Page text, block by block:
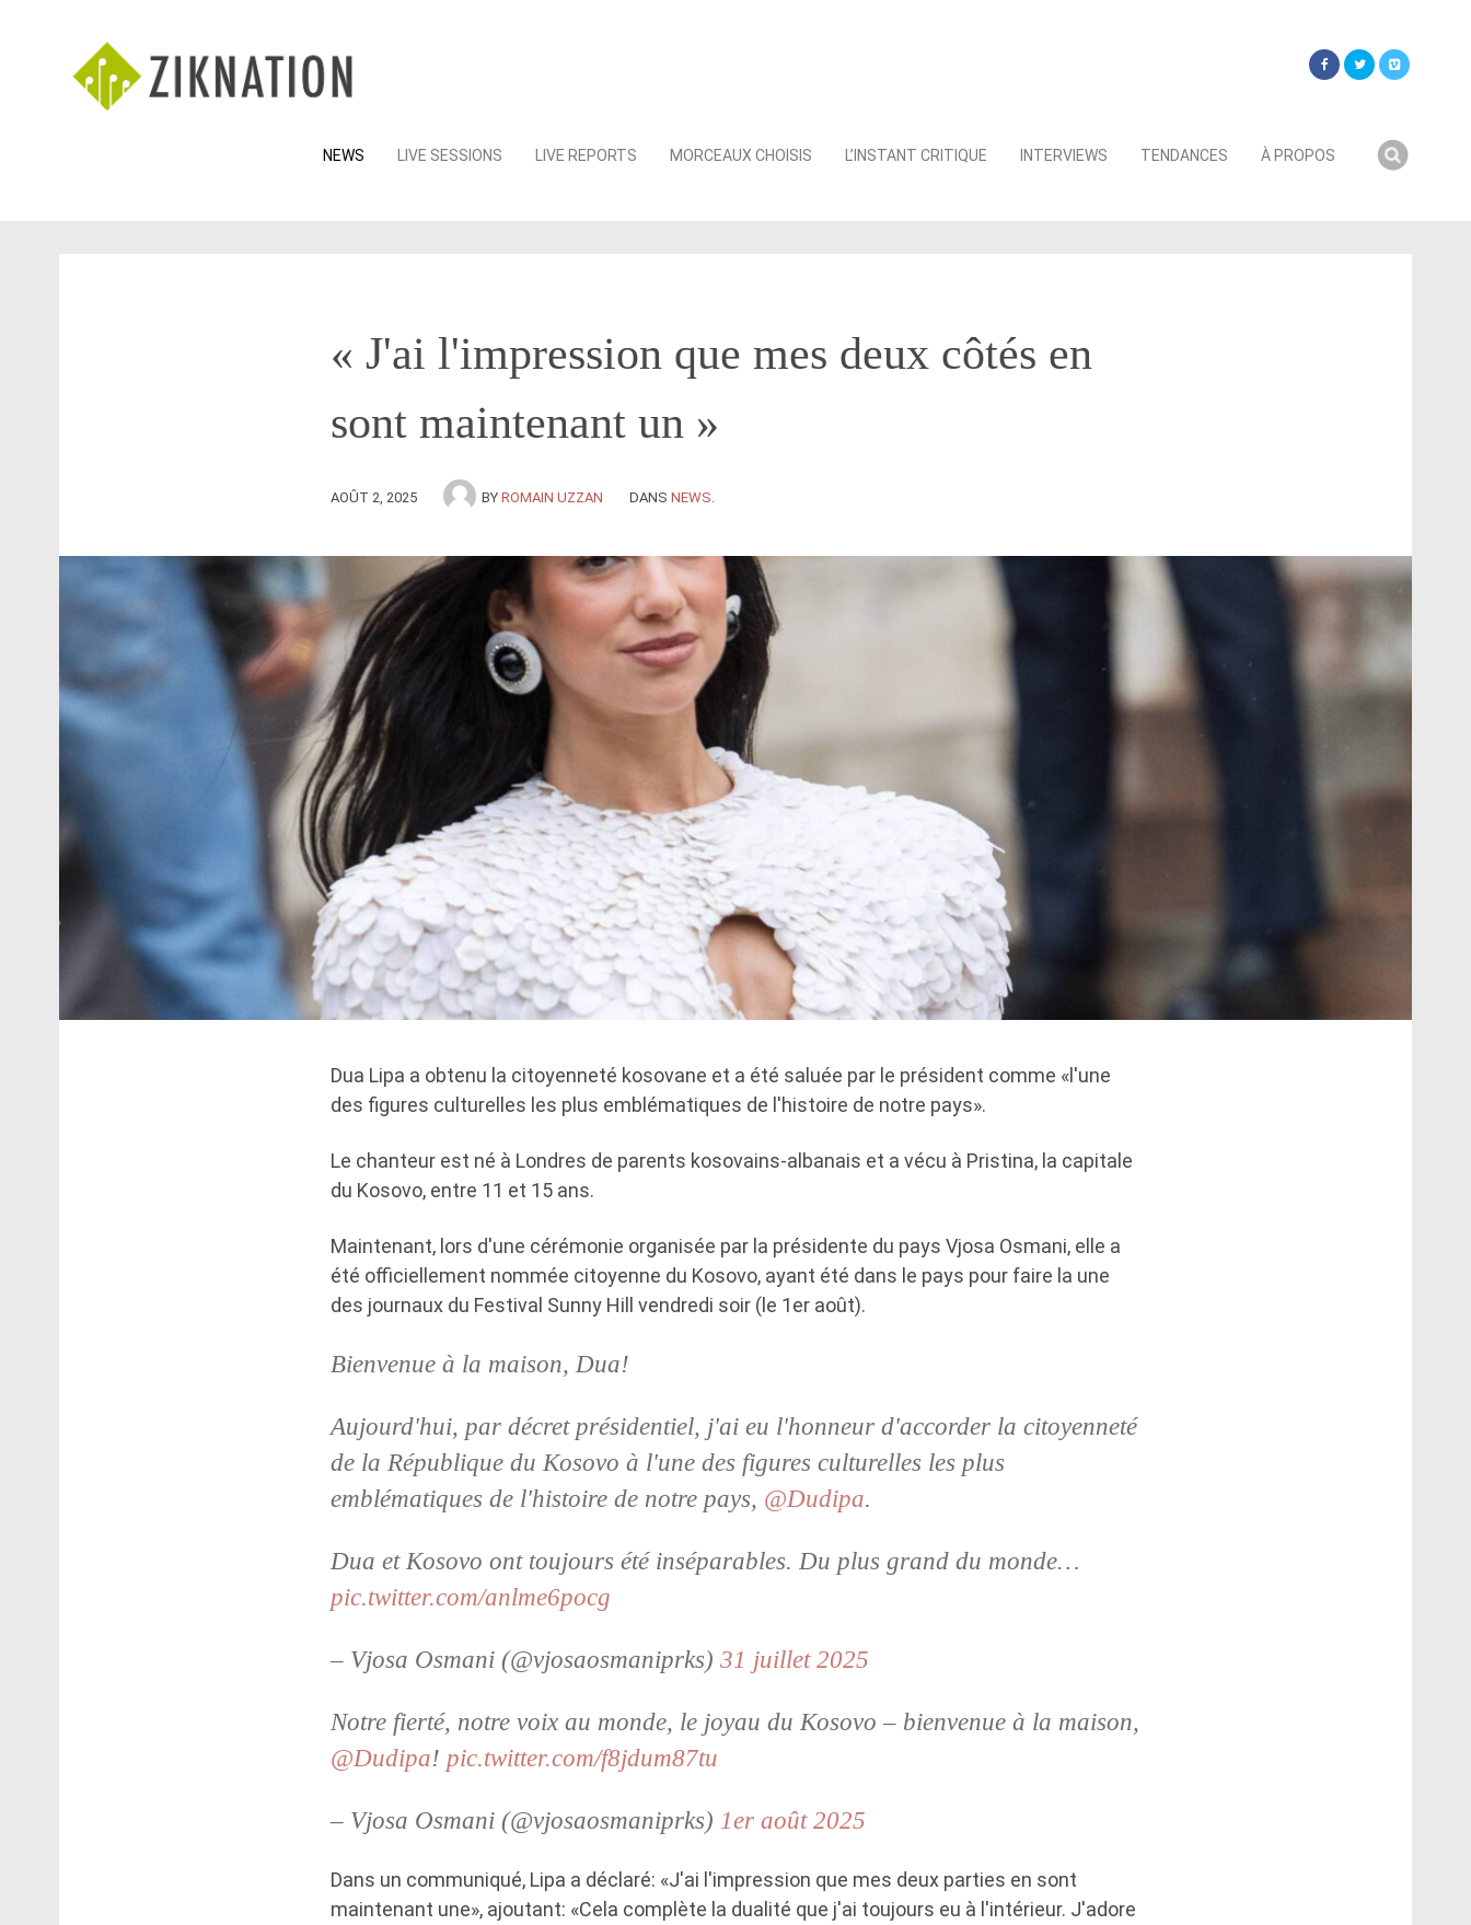
Skip
NEWS LIVE SESSIONS LIVE REPORTS MORCEAUX CHOISIS L’INSTANT CRITIQUE INTERVIEWS TENDANCES À PROPOS
« J'ai l'impression que mes deux côtés en
sont maintenant un »
AOÛT 2, 2025 BY ROMAIN UZZAN DANS NEWS
Dua Lipa a obtenu la citoyenneté kosovane et a été saluée par le président comme «l'une
des figures culturelles les plus emblématiques de l'histoire de notre pays».
Le chanteur est né à Londres de parents kosovains-albanais et a vécu à Pristina, la capitale
du Kosovo, entre 11 et 15 ans.
Maintenant, lors d'une cérémonie organisée par la présidente du pays Vjosa Osmani, elle a
été officiellement nommée citoyenne du Kosovo, ayant été dans le pays pour faire la une
des journaux du Festival Sunny Hill vendredi soir (le 1er août).
Bienvenue à la maison, Dua!
Aujourd'hui, par décret présidentiel, j'ai eu l'honneur d'accorder la citoyenneté
de la République du Kosovo à l'une des figures culturelles les plus
emblématiques de l'histoire de notre pays, @Dudipa.
Dua et Kosovo ont toujours été inséparables. Du plus grand du monde…
pic.twitter.com/anlme6pocg
– Vjosa Osmani (@vjosaosmaniprks) 31 juillet 2025
Notre fierté, notre voix au monde, le joyau du Kosovo – bienvenue à la maison,
@Dudipa! pic.twitter.com/f8jdum87tu
– Vjosa Osmani (@vjosaosmaniprks) 1er août 2025
Dans un communiqué, Lipa a déclaré: «J'ai l'impression que mes deux parties en sont
maintenant une», ajoutant: «Cela complète la dualité que j'ai toujours eu à l'intérieur. J'adore